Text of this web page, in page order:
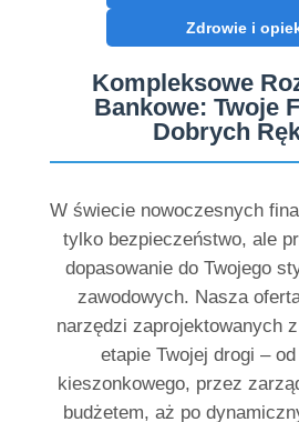
Zdrowie i
Kompleksowe
Bankowe: Twoje
Dobrych
W świecie nowoczesnych
tylko bezpieczeństwo, ale
dopasowanie do Twojego
zawodowych. Nasza
narzędzi zaprojektowanych
etapie Twojej drogi –
kieszonkowego, przez
budżetem, aż po